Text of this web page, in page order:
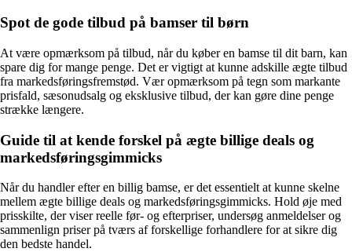
Spot de gode tilbud på bamser til børn
At være opmærksom på tilbud, når du køber en bamse til dit barn, kan
spare dig for mange penge. Det er vigtigt at kunne adskille ægte tilbud
fra markedsføringsfremstød. Vær opmærksom på tegn som markante
prisfald, sæsonudsalg og eksklusive tilbud, der kan gøre dine penge
strække længere.
Guide til at kende forskel på ægte billige deals og
markedsføringsgimmicks
Når du handler efter en billig bamse, er det essentielt at kunne skelne
mellem ægte billige deals og markedsføringsgimmicks. Hold øje med
prisskilte, der viser reelle før- og efterpriser, undersøg anmeldelser og
sammenlign priser på tværs af forskellige forhandlere for at sikre dig
den bedste handel.